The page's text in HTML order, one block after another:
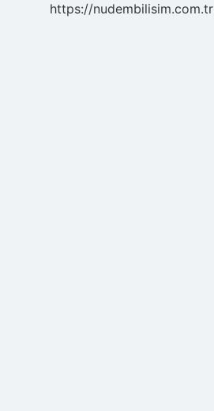
https://nudembilisim.com.tr